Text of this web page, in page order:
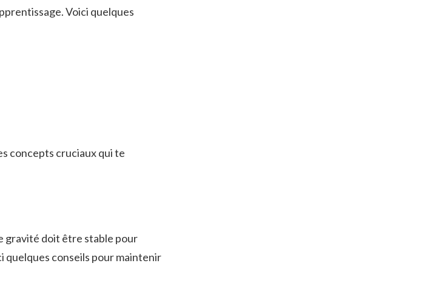
Voici quelques
concepts cruciaux qui te
gravité doit être stable pour
conseils pour maintenir